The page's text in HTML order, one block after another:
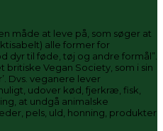
måde at leve på, som søger at
alle former for
dyr til føde, tøj og andre formål”.
Vegan Society, som i sin
Dvs. veganere lever
udover kød, fjerkræ, fisk,
at undgå animalske
pels, uld, honning, produkter